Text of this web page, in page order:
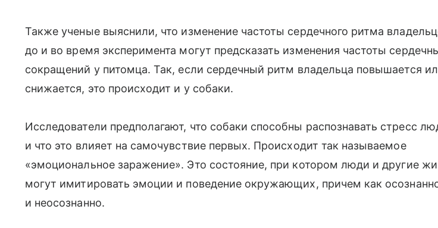
Также ученые выяснили, что изменение частоты сердечного ритма
до и во время эксперимента могут предсказать изменения частоты
сокращений у питомца. Так, если сердечный ритм владельца повышается
снижается, это происходит и у собаки.
Исследователи предполагают, что собаки способны распознавать стресс
и что это влияет на самочувствие первых. Происходит так называемое
«эмоциональное заражение». Это состояние, при котором люди и другие
могут имитировать эмоции и поведение окружающих, причем как
и неосознанно.